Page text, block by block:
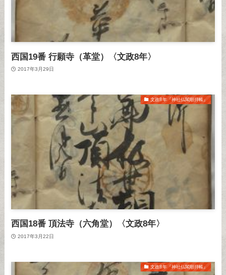
西国19番 行願寺（革堂）〈文政8年〉
2017年3月29日
文政8年『神社仏閣順拝帳』
西国18番 頂法寺（六角堂）〈文政8年〉
2017年3月22日
文政8年『神社仏閣順拝帳』